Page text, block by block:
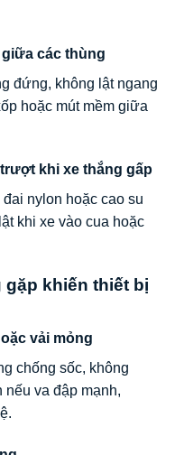
các thùng
đứng, không lật ngang
hoặc mút mềm giữa
khi xe thắng gấp
nylon hoặc cao su
khi xe vào cua hoặc
khiến thiết bị
vải mỏng
chống sốc, không
nếu va đập mạnh,